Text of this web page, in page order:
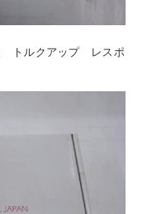
トルクアップ レスポ